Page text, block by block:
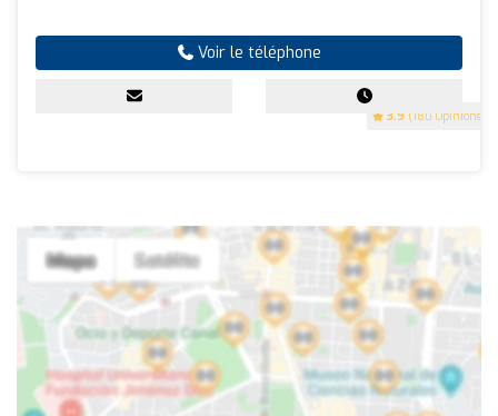
3.9 (180 Opinions)
Voir le téléphone